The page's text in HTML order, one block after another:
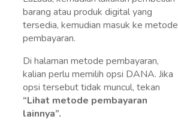
barang atau produk digital yang
tersedia, kemudian masuk ke metode
pembayaran.
Di halaman metode pembayaran,
kalian perlu memilih opsi DANA. Jika
opsi tersebut tidak muncul, tekan
“Lihat metode pembayaran
lainnya”.